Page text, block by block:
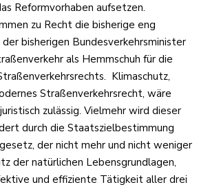
Reformvorhaben aufsetzen.
zu Recht die bisherige eng
bisherigen Bundesverkehrsminister
als Hemmschuh für die
Klimaschutz,
Straßenverkehrsrecht, wäre
zulässig. Vielmehr wird dieser
durch die Staatszielbestimmung
der nicht mehr und nicht weniger
der natürlichen Lebensgrundlagen,
und effiziente Tätigkeit aller drei